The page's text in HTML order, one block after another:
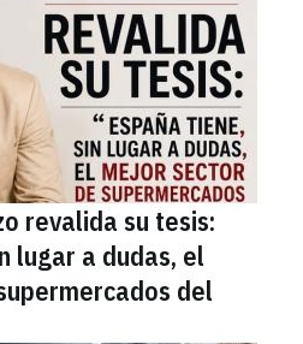
revalida su tesis:
lugar a dudas, el
del